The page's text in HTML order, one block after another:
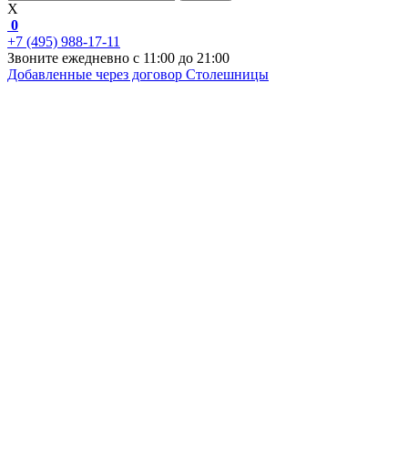
X
0
+7 (495) 988-17-11
Звоните ежедневно с 11:00 до 21:00
Добавленные через договор Столешницы